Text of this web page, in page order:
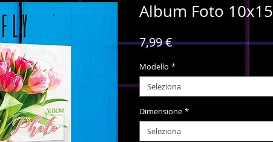
Album Foto 10x15
7,99 €Prezzo
Modello *
Seleziona
Dimensione *
Seleziona